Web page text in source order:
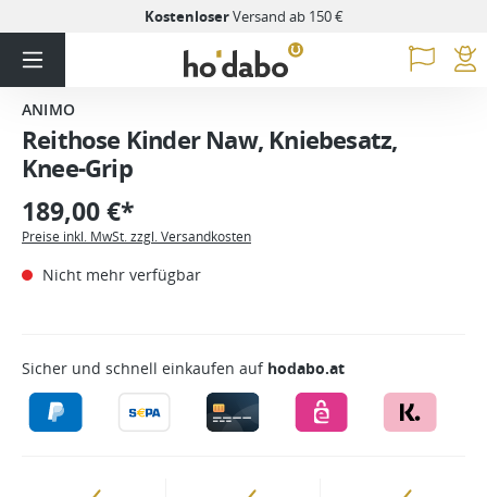
KostenloserVersand ab 150 €
ANIMO
Reithose Kinder Naw, Kniebesatz,
Knee-Grip
189,00 €*
Preise inkl. MwSt. zzgl. Versandkosten
Nicht mehr verfügbar
Sicher und schnell einkaufen auf hodabo.at